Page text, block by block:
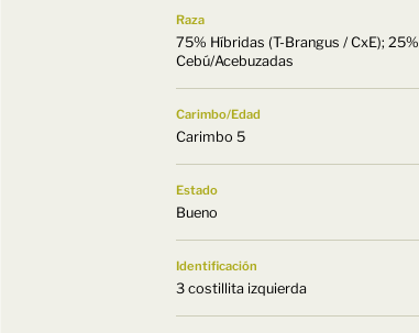
Raza
75% Híbridas (T-Brangus / CxE); 25%
Cebú/Acebuzadas
Carimbo/Edad
Carimbo 5
Estado
Bueno
Identificación
3 costillita izquierda